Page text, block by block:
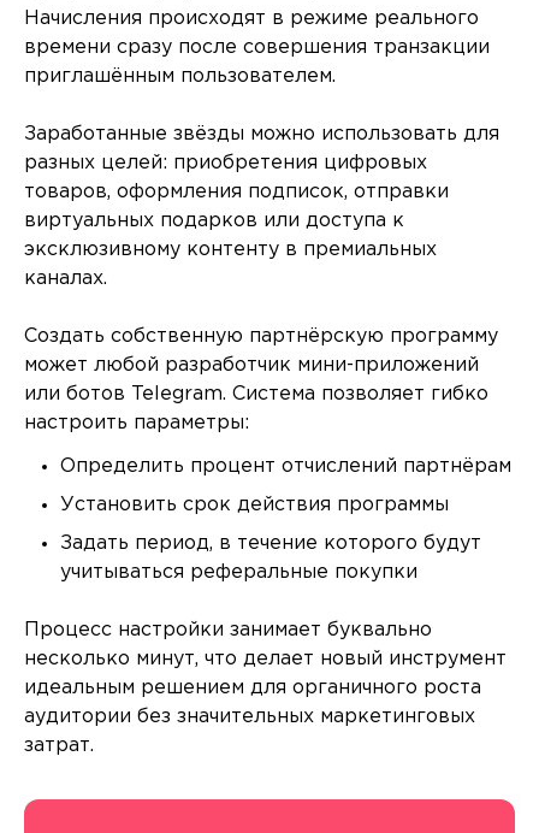
Начисления происходят в режиме реального
времени сразу после совершения транзакции
приглашённым пользователем.
Заработанные звёзды можно использовать для
разных целей: приобретения цифровых
товаров, оформления подписок, отправки
виртуальных подарков или доступа к
эксклюзивному контенту в премиальных
каналах.
Создать собственную партнёрскую программу
может любой разработчик мини-приложений
или ботов Telegram. Система позволяет гибко
настроить параметры:
Определить процент отчислений партнёрам
Установить срок действия программы
Задать период, в течение которого будут
учитываться реферальные покупки
Процесс настройки занимает буквально
несколько минут, что делает новый инструмент
идеальным решением для органичного роста
аудитории без значительных маркетинговых
затрат.